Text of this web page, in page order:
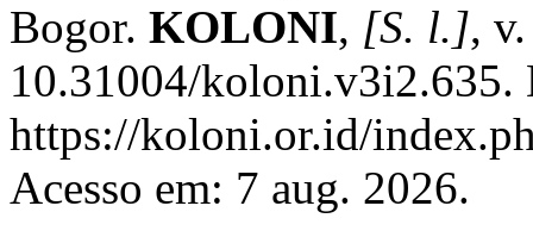
Bogor. KOLONI, [S. l.],
10.31004/koloni.v3i2.635.
https://koloni.or.id/
Acesso em: 7 aug. 2026.